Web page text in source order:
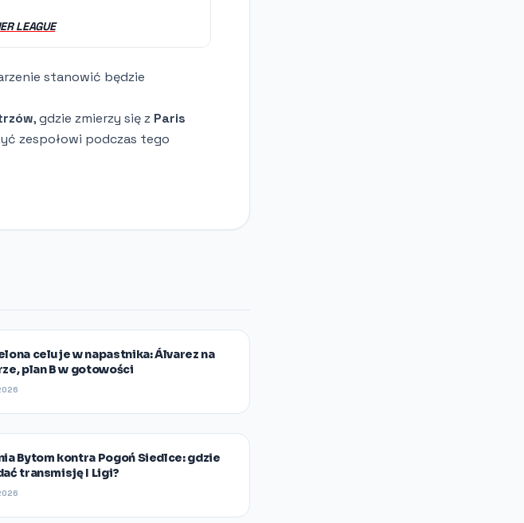
LEAGUE
stanowić będzie
, gdzie zmierzy się z Paris
zespołowi podczas tego
celuje w napastnika: Álvarez na
plan B w gotowości
Bytom kontra Pogoń Siedlce: gdzie
transmisję I Ligi?